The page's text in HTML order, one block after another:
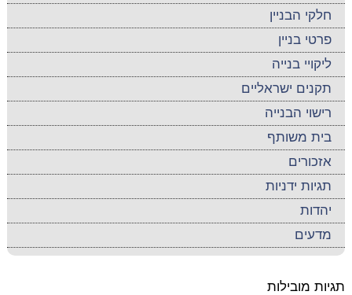
חלקי הבניין
פרטי בניין
ליקויי בנייה
תקנים ישראליים
רישוי הבנייה
בית משותף
אזכורים
תגיות ידניות
יהדות
מדעים
תגיות מובילות